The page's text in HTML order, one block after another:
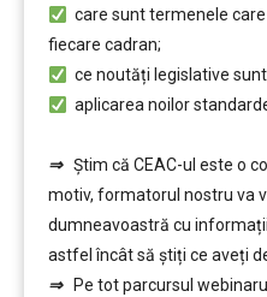
care sunt termenele
fiecare cadran;
ce noutăți legislative
aplicarea noilor
⇒ Ştim că CEAC-ul este o
motiv, formatorul nostru va
dumneavoastră cu
astfel încât să știți ce aveți
⇒
Pe tot parcursul